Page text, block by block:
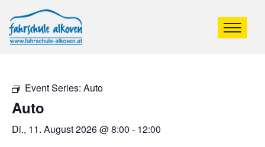
Event Series: Auto
Auto
Di., 11. August 2026 @ 8:00 - 12:00